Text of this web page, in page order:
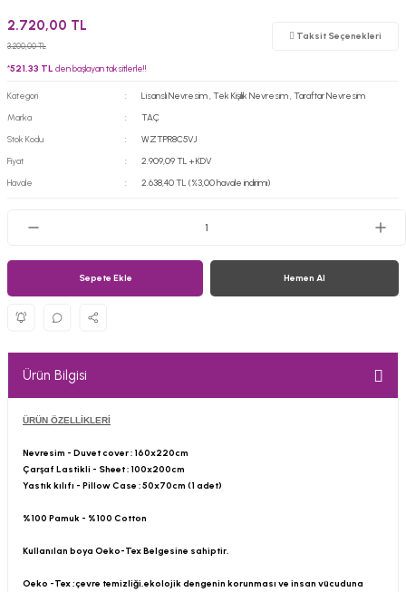
2.720,00 TL
3.200,00 TL
Taksit Seçenekleri
*521,33 TL den başlayan taksitlerle!!
Kategori Lisanslı Nevresim,Tek Kişilik Nevresim,Taraftar Nevresim
Marka
TAÇ
Stok Kodu
WZTPR8C5VJ
Fiyat
2.909,09 TL + KDV
Havale
2.638,40 TL (%3,00 havale indirimi)
Sepete Ekle Hemen Al
Ürün Bilgisi
ÜRÜN ÖZELLİKLERİ
Nevresim - Duvet cover : 160x220cm
Çarşaf Lastikli - Sheet : 100x200cm
Yastık kılıfı - Pillow Case : 50x70cm (1 adet)
%100 Pamuk - %100 Cotton
Kullanılan boya Oeko-Tex Belgesine sahiptir.
Oeko -Tex ;çevre temizliği,ekolojik dengenin korunması ve insan vücuduna